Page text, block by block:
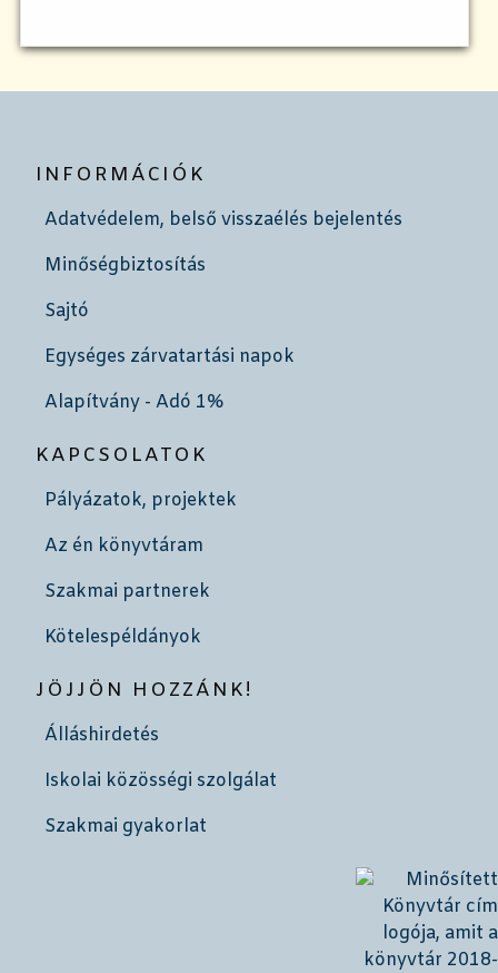
INFORMÁCIÓK
Adatvédelem, belső visszaélés bejelentés
Minőségbiztosítás
Sajtó
Egységes zárvatartási napok
Alapítvány - Adó 1%
KAPCSOLATOK
Pályázatok, projektek
Az én könyvtáram
Szakmai partnerek
Kötelespéldányok
JÖJJÖN HOZZÁNK!
Álláshirdetés
Iskolai közösségi szolgálat
Szakmai gyakorlat